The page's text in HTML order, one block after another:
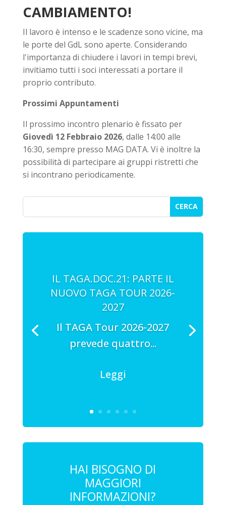
CAMBIAMENTO!
Il lavoro è intenso e le scadenze sono vicine, ma
le porte del GdL sono aperte. Considerando
l'importanza di chiudere i lavori in tempi brevi,
invitiamo tutti i soci interessati a portare il
proprio contributo.
Prossimi Appuntamenti
Il prossimo incontro plenario è fissato per
Giovedì 12 Febbraio 2026, dalle 14:00 alle
16:30, sempre presso MAG DATA. Vi è inoltre la
possibilità di partecipare ai gruppi ristretti che
si incontrano periodicamente.
IL TAGA.DOC.21: PARTE IL
NUOVO TAGA TOUR 2026-
2027
Il TAGA Tour 2026-2027
prevede quattro...
Leggi
HAI BISOGNO DI
MAGGIORI
INFORMAZIONI?